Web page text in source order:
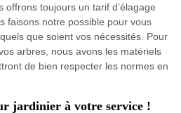
offrons toujours un tarif d’élagage
faisons notre possible pour vous
que soient vos nécessités. Pour
arbres, nous avons les matériels
de bien respecter les normes en
jardinier à votre service !